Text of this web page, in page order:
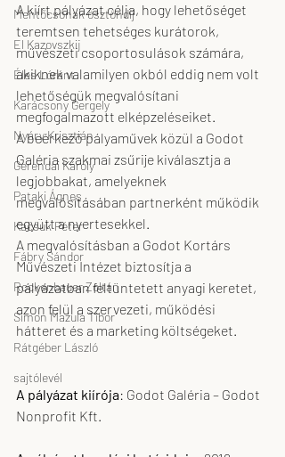
Mentőcsónak ösztöndíj
El Kazovszkij
Éles Lóránt
Karácsony Gergely
Nyáry Krisztián
Gerendai Károly
Pataki Ágnes
Kacsuk Péter
Fábry Sándor
Rockenbauer Zoltán
Simon Mazula Tibor
Rátgéber László
sajtólevél
A kiírt pályázat célja, hogy lehetőséget
teremtsen tehetséges kurátorok,
művészeti csoportosulások számára,
akiknek valamilyen okból eddig nem volt
lehetőségük megvalósítani
megfogalmazott elképzeléseiket.
A beérkező pályaművek közül a Godot
Galéria szakmai zsűrije kiválasztja a
legjobbakat, amelyeknek
megvalósításában partnerként működik
együtt a nyertesekkel.
A megvalósításban a Godot Kortárs
Művészeti Intézet biztosítja a
pályázatban feltüntetett anyagi keretet,
azon felül a szervezeti, működési
hátteret és a marketing költségeket.
A pályázat kiírója: Godot Galéria – Godot
Nonprofit Kft.